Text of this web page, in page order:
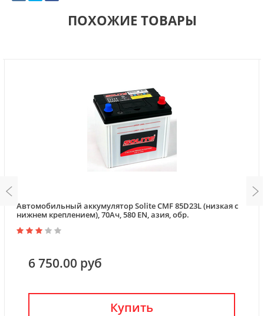
ПОХОЖИЕ ТОВАРЫ
Автомобильный аккумулятор Solite CMF 85D23L (низкая с
нижнем креплением), 70Ач, 580 EN, азия, обр.
6 750.00 руб
Купить